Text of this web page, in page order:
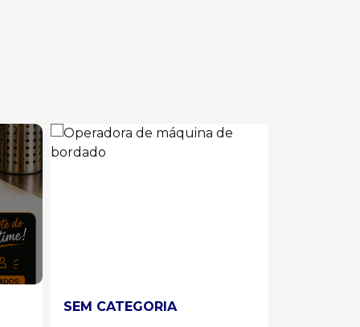
SEM CATEGORIA